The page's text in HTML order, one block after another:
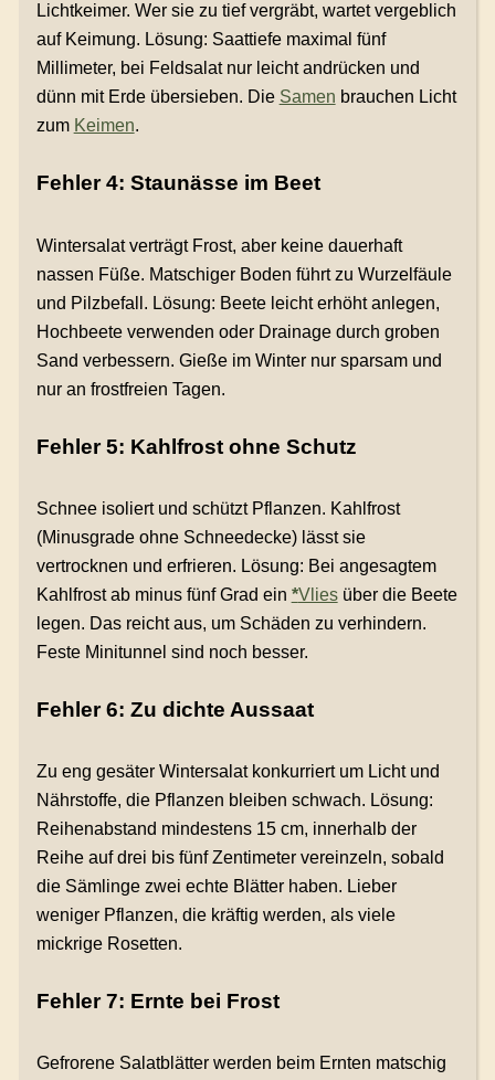
Lichtkeimer. Wer sie zu tief vergräbt, wartet vergeblich
auf Keimung. Lösung: Saattiefe maximal fünf
Millimeter, bei Feldsalat nur leicht andrücken und
dünn mit Erde übersieben. Die Samen brauchen Licht
zum Keimen.
Fehler 4: Staunässe im Beet
Wintersalat verträgt Frost, aber keine dauerhaft
nassen Füße. Matschiger Boden führt zu Wurzelfäule
und Pilzbefall. Lösung: Beete leicht erhöht anlegen,
Hochbeete verwenden oder Drainage durch groben
Sand verbessern. Gieße im Winter nur sparsam und
nur an frostfreien Tagen.
Fehler 5: Kahlfrost ohne Schutz
Schnee isoliert und schützt Pflanzen. Kahlfrost
(Minusgrade ohne Schneedecke) lässt sie
vertrocknen und erfrieren. Lösung: Bei angesagtem
Kahlfrost ab minus fünf Grad ein *Vliesüber die Beete
legen. Das reicht aus, um Schäden zu verhindern.
Feste Minitunnel sind noch besser.
Fehler 6: Zu dichte Aussaat
Zu eng gesäter Wintersalat konkurriert um Licht und
Nährstoffe, die Pflanzen bleiben schwach. Lösung:
Reihenabstand mindestens 15 cm, innerhalb der
Reihe auf drei bis fünf Zentimeter vereinzeln, sobald
die Sämlinge zwei echte Blätter haben. Lieber
weniger Pflanzen, die kräftig werden, als viele
mickrige Rosetten.
Fehler 7: Ernte bei Frost
Gefrorene Salatblätter werden beim Ernten matschig